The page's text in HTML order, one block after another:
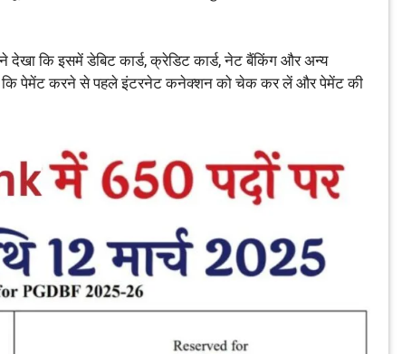
देखा कि इसमें डेबिट कार्ड, क्रेडिट कार्ड, नेट बैंकिंग और अन्य
कि पेमेंट करने से पहले इंटरनेट कनेक्शन को चेक कर लें और पेमेंट की